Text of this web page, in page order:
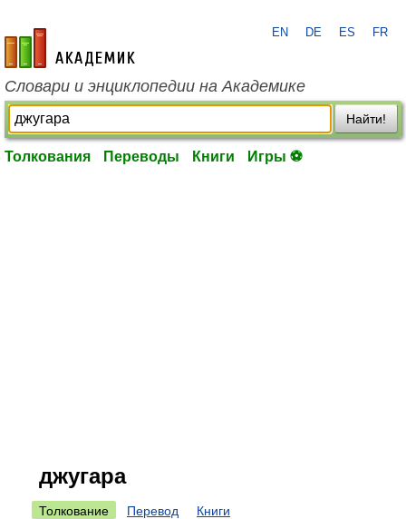
academic.ru
EN DE ES FR
Словари и энциклопедии на Академике
Найти!
Толкования Переводы Книги Игры ⚽
джугара
Толкование Перевод Книги